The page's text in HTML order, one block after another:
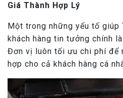
Giá Thành Hợp Lý
Một trong những yếu tố giúp
khách hàng tin tưởng chính
Đơn vị luôn tối ưu chi phí để
hợp cho cả khách hàng cá